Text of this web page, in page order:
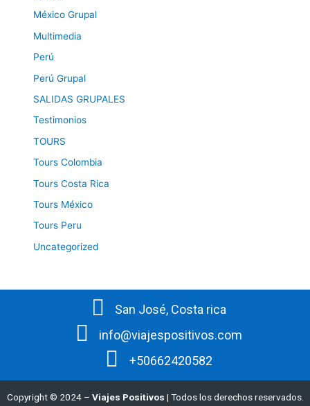
México Grupal
Multimedia
Perú
Perú Grupal
SALIDAS GRUPALES
Testimonios
TOURS
Tours Colombia
Tours Costa Rica
Tours México
Tours Peru
Uncategorized
San José, Costa rica
info@viajespositivos.com
+50662420582
Copyright © 2024 – Viajes Positivos | Todos los derechos reservados.